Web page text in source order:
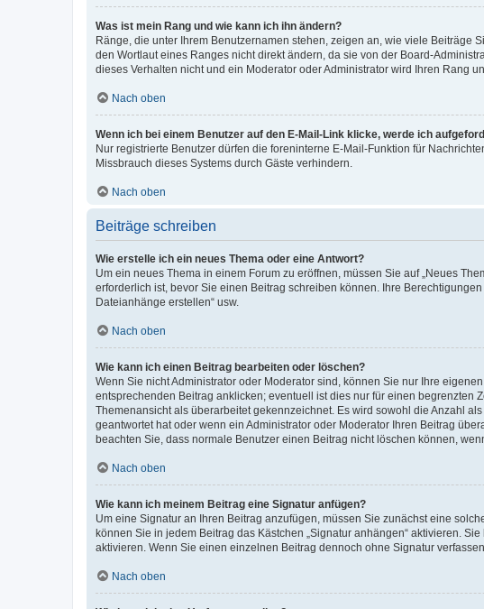
Was ist mein Rang und wie kann ich ihn ändern?
Ränge, die unter Ihrem Benutzernamen stehen, zeigen an, wie viele Beiträge
den Wortlaut eines Ranges nicht direkt ändern, da sie von der Board-
dieses Verhalten nicht und ein Moderator oder Administrator wird Ihren Rang
Nach oben
Wenn ich bei einem Benutzer auf den E-Mail-Link klicke, werde ich
Nur registrierte Benutzer dürfen die foreninterne E-Mail-Funktion für
Missbrauch dieses Systems durch Gäste verhindern.
Nach oben
Beiträge schreiben
Wie erstelle ich ein neues Thema oder eine Antwort?
Um ein neues Thema in einem Forum zu eröffnen, müssen Sie auf „Neues
erforderlich ist, bevor Sie einen Beitrag schreiben können. Ihre
Dateianhänge erstellen“ usw.
Nach oben
Wie kann ich einen Beitrag bearbeiten oder löschen?
Wenn Sie nicht Administrator oder Moderator sind, können Sie nur Ihre
entsprechenden Beitrag anklicken; eventuell ist dies nur für einen begrenzten
Themenansicht als überarbeitet gekennzeichnet. Es wird sowohl die Anzahl
geantwortet hat oder wenn ein Administrator oder Moderator Ihren Beitrag
beachten Sie, dass normale Benutzer einen Beitrag nicht löschen können,
Nach oben
Wie kann ich meinem Beitrag eine Signatur anfügen?
Um eine Signatur an Ihren Beitrag anzufügen, müssen Sie zunächst eine
können Sie in jedem Beitrag das Kästchen „Signatur anhängen“ aktivieren.
aktivieren. Wenn Sie einen einzelnen Beitrag dennoch ohne Signatur
Nach oben